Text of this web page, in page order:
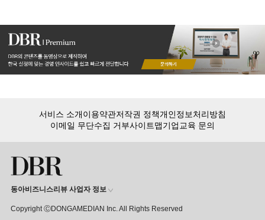
서비스 소개이용약관저작권 정책개인정보처리방침
이메일 무단수집 거부사이트맵기업교육 문의
동아비즈니스리뷰 사업자 정보
Copyright ⒸDONGAMEDIAN Inc. All Rights Reserved